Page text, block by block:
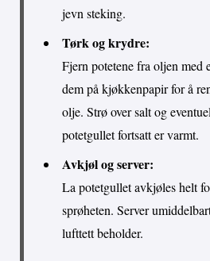
jevn steking.
Tørk og krydre:
Fjern potetene fra oljen med
dem på kjøkkenpapir for å
olje. Strø over salt og
potetgullet fortsatt er varmt.
Avkjøl og server:
La potetgullet avkjøles helt
sprøheten. Server
lufttett beholder.